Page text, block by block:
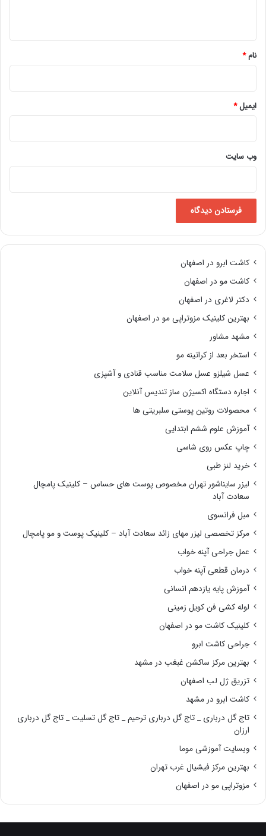
نام*
ایمیل*
وب‌ سایت
کاشت ابرو در اصفهان
کاشت مو در اصفهان
دکتر لاغری در اصفهان
بهترین کلینیک مزوتراپی مو در اصفهان
مشهد مشاور
استخر بعد از کراتینه مو
عسل شیلزو عسل سلامت مناسب قنادی و آشپزی
اجاره دستگاه اکسیژن ساز تندیس آنلاین
محصولات روتین پوستی سلبریتی ها
آموزش علوم ششم ابتدایی
چاپ عکس روی شاسی
خرید لنز طبی
لیزر سایناشور تهران مخصوص پوست های حساس – کلینیک پامچال
سعادت آباد
مبل فرانسوی
مرکز تخصصی لیزر مهای زائد سعادت آباد – کلینیک پوست و مو پامچال
عمل جراحی آپنه خواب
درمان قطعی آپنه خواب
آموزش پایه یازدهم انسانی
لوله کشی فن کویل زمینی
کلینیک کاشت مو در اصفهان
جراحی کاشت ابرو
بهترین مرکز ساکشن غبغب در مشهد
تزریق ژل لب اصفهان
کاشت ابرو در مشهد
تاج گل درباری _ تاج گل درباری ترحیم _ تاج گل تسلیت _ تاج گل درباری
ارزان
وبسایت آموزشی موما
بهترین مرکز فیشیال غرب تهران
مزوتراپی مو در اصفهان